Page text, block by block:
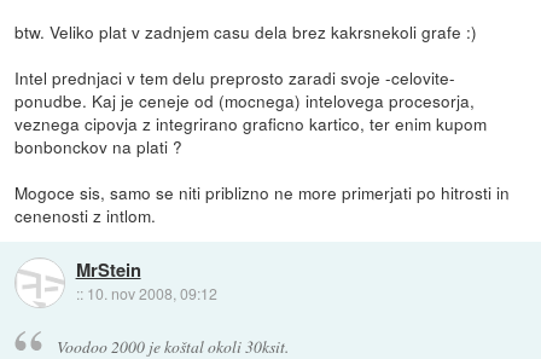
btw. Veliko plat v zadnjem casu dela brez kakrsnekoli grafe :)
Intel prednjaci v tem delu preprosto zaradi svoje -celovite-
ponudbe. Kaj je ceneje od (mocnega) intelovega procesorja,
veznega cipovja z integrirano graficno kartico, ter enim kupom
bonbonckov na plati ?
Mogoce sis, samo se niti priblizno ne more primerjati po hitrosti in
cenenosti z intlom.
MrStein
:: 10. nov 2008, 09:12
Voodoo 2000 je koštal okoli 30ksit.